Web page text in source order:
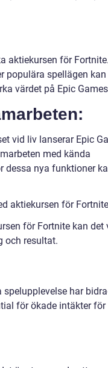
aktiekursen för
populära spellägen
värdet på Epic
vid liv lanserar Epic
med kända
dessa nya funktioner
aktiekursen för Fortnite
för Fortnite kan det
och resultat.
har
för ökade intäkter för